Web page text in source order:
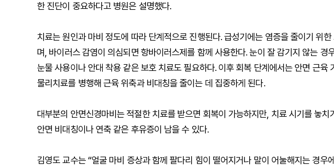
한 진단이 중요하다고 병원은 설명했다.
치료는 원인과 마비 정도에 따라 단계적으로 진행된다. 급성기에는 염증을 줄이기 위한
며, 바이러스 감염이 의심되면 항바이러스제를 함께 사용한다. 눈이 잘 감기지 않는 경
눈물 사용이나 안대 착용 같은 보호 치료도 필요하다. 이후 회복 단계에서는 안면 근육
물리치료를 병행해 근육 위축과 비대칭을 줄이는 데 집중하게 된다.
대부분의 안면신경마비는 적절한 치료를 받으면 회복이 가능하지만, 치료 시기를 놓
안면 비대칭이나 연축 같은 후유증이 남을 수 있다.
김영도 교수는 “얼굴 마비 증상과 함께 팔다리 힘이 떨어지거나 말이 어눌해지는 경우